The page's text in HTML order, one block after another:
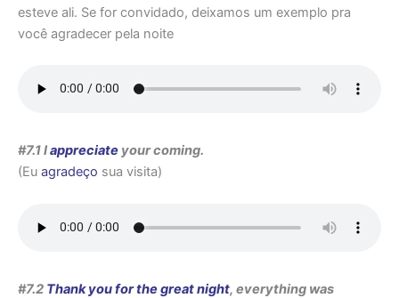
esteve ali. Se for convidado, deixamos um exemplo pra
você agradecer pela noite
#7.1 Iappreciate your coming.
(Eu agradeço sua visita)
#7.2 Thank you for the great night, everything was